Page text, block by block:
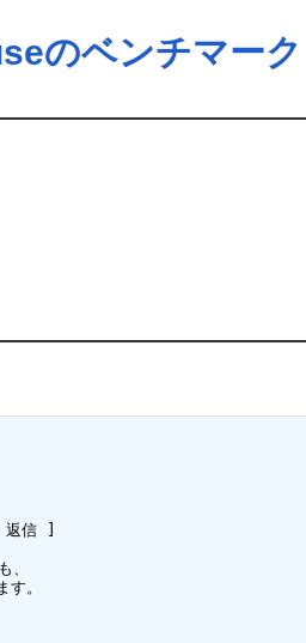
のベンチマーク